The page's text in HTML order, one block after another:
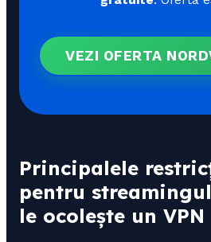
VEZI OFERTA
Principalele
pentru
le ocolește un VPN